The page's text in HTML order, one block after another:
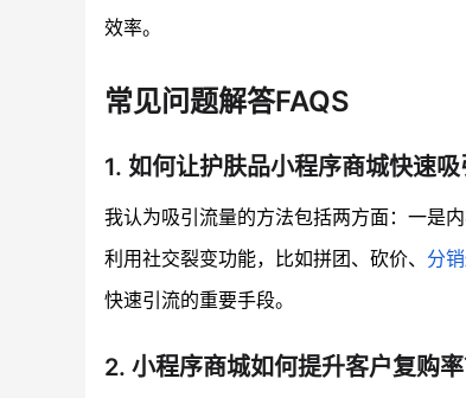
效率。
常见问题解答FAQS
1. 如何让护肤品小程序商城快速吸
我认为吸引流量的方法包括两方面：一是
利用社交裂变功能，比如拼团、砍价、 分销
快速引流的重要手段。
2. 小程序商城如何提升客户复购率